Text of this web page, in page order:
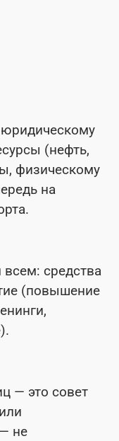
(нефть,
физическому
на
средства
(повышение
— это совет
не